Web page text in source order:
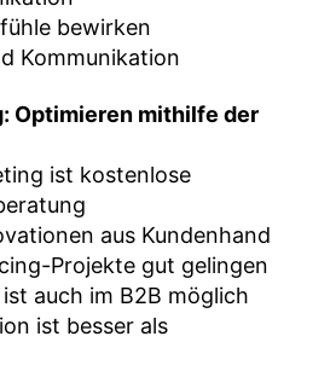
bewirken
Kommunikation
Optimieren mithilfe der
ist kostenlose
aus Kundenhand
Projekte gut gelingen
auch im B2B möglich
ist besser als